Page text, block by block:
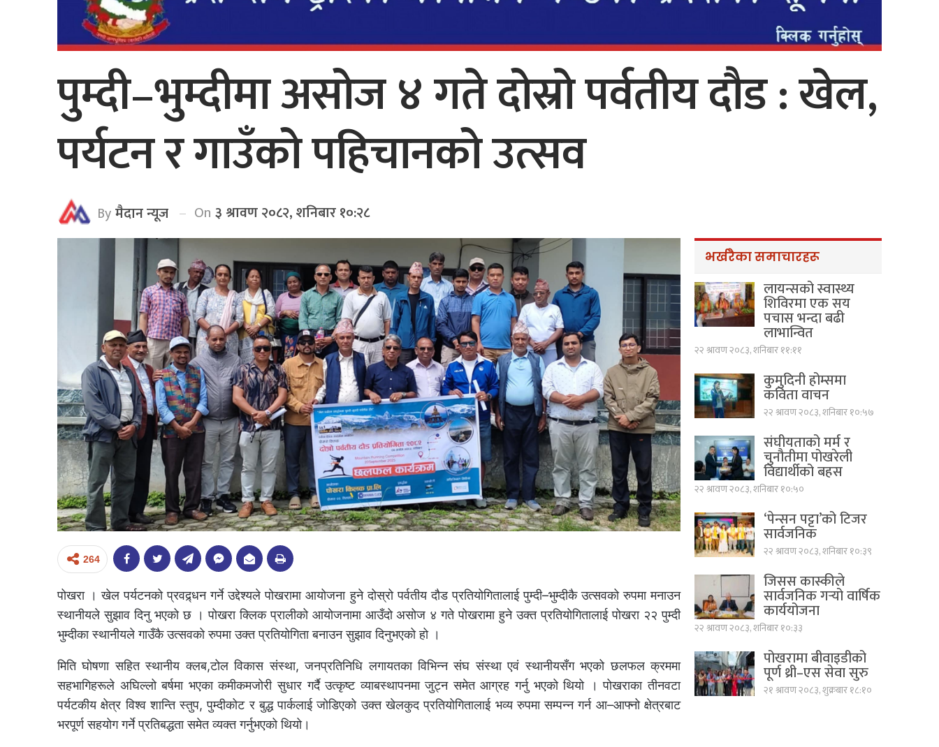
पुम्दी–भुम्दीमा असोज ४ गते दोस्रो पर्वतीय दौड : खेल,
पर्यटन र गाउँको पहिचानको उत्सव
Byमैदान न्यूज On ३ श्रावण २०८२, शनिबार १०:२८
264
पोखरा । खेल पर्यटनको प्रवद्र्धन गर्ने उद्देश्यले पोखरामा आयोजना हुने दोस्रो पर्वतीय दौड प्रतियोगितालाई पुम्दी–भुम्दीकै उत्सवको रुपमा मनाउन
स्थानीयले सुझाव दिनु भएको छ । पोखरा क्लिक प्रालीको आयोजनामा आउँदो असोज ४ गते पोखरामा हुने उक्त प्रतियोगितालाई पोखरा २२ पुम्दी
भुम्दीका स्थानीयले गाउँकै उत्सवको रुपमा उक्त प्रतियोगिता बनाउन सुझाव दिनुभएको हो ।
मिति घोषणा सहित स्थानीय क्लब,टोल विकास संस्था, जनप्रतिनिधि लगायतका विभिन्न संघ संस्था एवं स्थानीयसँग भएको छलफल क्रममा
सहभागिहरूले अघिल्लो बर्षमा भएका कमीकमजोरी सुधार गर्दै उत्कृष्ट व्याबस्थापनमा जुट्न समेत आग्रह गर्नु भएको थियो । पोखराका तीनवटा
पर्यटकीय क्षेत्र विश्व शान्ति स्तुप, पुम्दीकोट र बुद्ध पार्कलाई जोडिएको उक्त खेलकुद प्रतियोगितालाई भव्य रुपमा सम्पन्न गर्न आ–आफ्नो क्षेत्रबाट
भरपूर्ण सहयोग गर्ने प्रतिबद्धता समेत व्यक्त गर्नुभएको थियो।
भर्खरैका समाचारहरू
लायन्सको स्वास्थ्य
शिविरमा एक सय
पचास भन्दा बढी
लाभान्वित
२२ श्रावण २०८३, शनिबार ११:११
कुमुदिनी होम्समा
कविता वाचन
२२ श्रावण २०८३, शनिबार १०:५७
संघीयताको मर्म र
चुनौतीमा पोखरेली
विद्यार्थीको बहस
२२ श्रावण २०८३, शनिबार १०:५०
‘पेन्सन पट्टा’को टिजर
सार्वजनिक
२२ श्रावण २०८३, शनिबार १०:३९
जिसस कास्कीले
सार्वजनिक गर्‍यो वार्षिक
कार्ययोजना
२२ श्रावण २०८३, शनिबार १०:३३
पोखरामा बीवाइडीको
पूर्ण थ्री–एस सेवा सुरु
२१ श्रावण २०८३, शुक्रबार १८:१०